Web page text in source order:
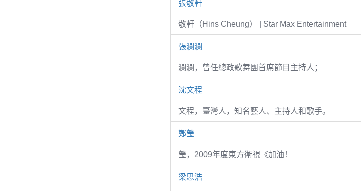
張敬軒
敬軒（Hins Cheung） | Star Max Entertainment
張瀾瀾
瀾瀾，曾任總政歌舞團首席節目主持人；
沈文程
文程，臺灣人，知名藝人、主持人和歌手。
鄭瑩
瑩，2009年度東方衛視《加油！
梁思浩